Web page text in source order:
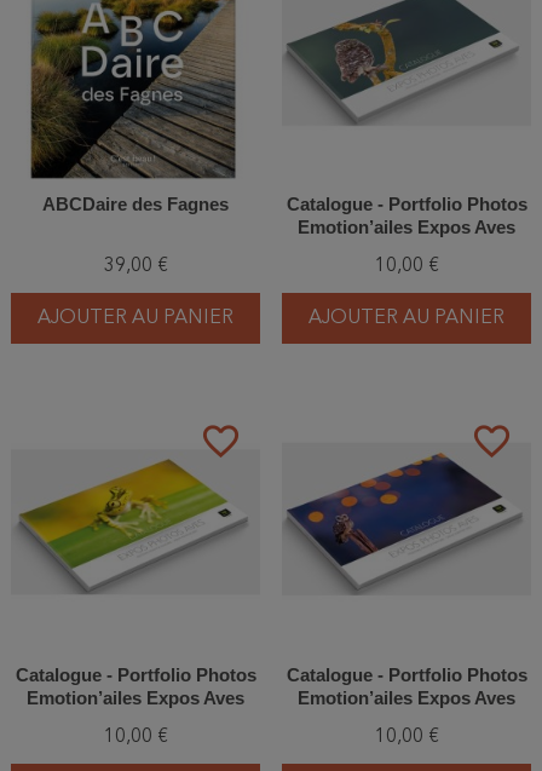
ABCDaire des Fagnes
39,00 €
AJOUTER AU PANIER
Catalogue - Portfolio Photos
Emotion’ailes Expos Aves
10,00 €
AJOUTER AU PANIER
favorite_border
Catalogue - Portfolio Photos
Emotion’ailes Expos Aves
10,00 €
favorite_border
Catalogue - Portfolio Photos
Emotion’ailes Expos Aves
10,00 €